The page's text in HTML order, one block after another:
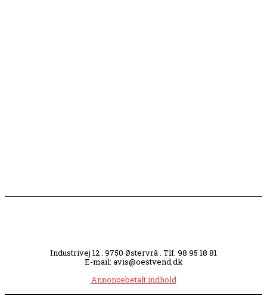
Industrivej 12 . 9750 Østervrå . Tlf. 98 95 18 81
E-mail: avis@oestvend.dk
Annoncebetalt indhold